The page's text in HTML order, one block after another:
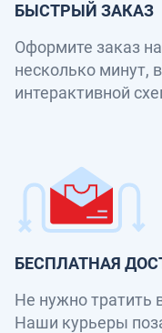
БЫСТРЫЙ ЗАКАЗ
Оформите заказ
несколько минут,
интерактивной
БЕСПЛАТНАЯ
Не нужно тратить
Наши курьеры